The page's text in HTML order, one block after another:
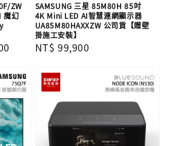
ZW
魔幻
SAMSUNG 三星 85M80H 85吋
4K Mini LED AI智慧連網顯示器
UA85M80HAXXZW 公司貨【贈壁
掛施工安裝】
Regular
NT$ 99,900